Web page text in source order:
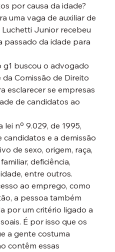
por causa da idade?
uma vaga de auxiliar de
Junior recebeu
passado da idade para
g1 buscou o advogado
Comissão de Direito
esclarecer se empresas
de candidatos ao
nº 9.029, de 1995,
e a demissão
de sexo, origem, raça,
deficiência,
entre outros.
ao emprego, como
a pessoa também
por um critério ligado a
É por isso que os
a gente costuma
contêm essas